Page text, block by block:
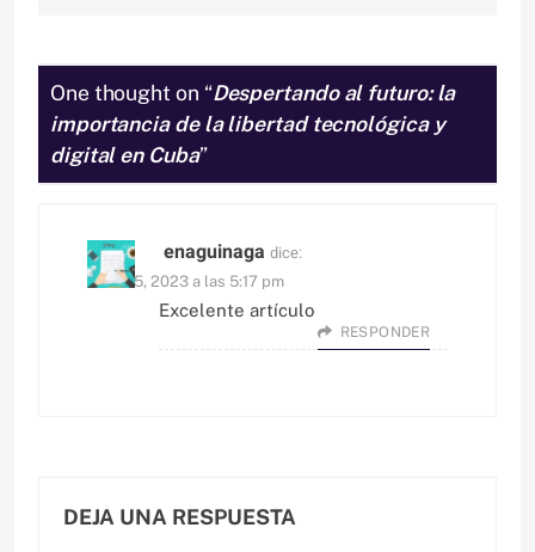
One thought on “Despertando al futuro: la
importancia de la libertad tecnológica y
digital en Cuba”
enaguinaga dice:
marzo 5, 2023 a las 5:17 pm
Excelente artículo
RESPONDER
DEJA UNA RESPUESTA